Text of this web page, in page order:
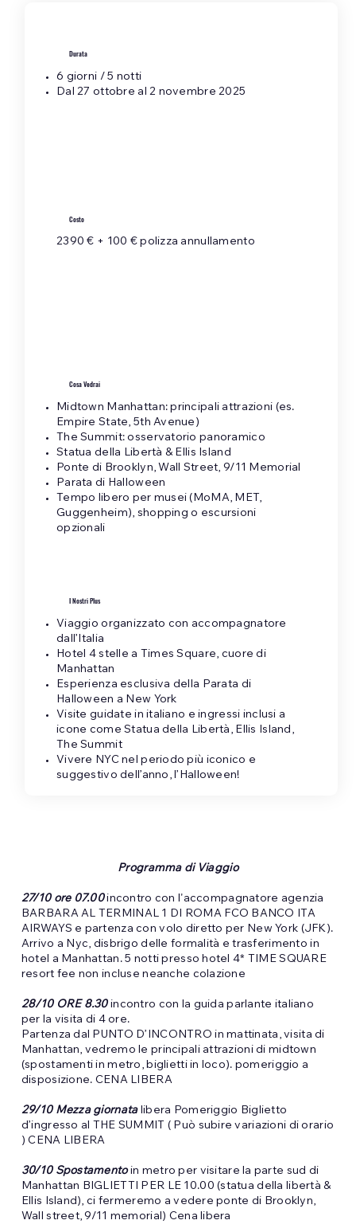
Durata
6 giorni / 5 notti
Dal 27 ottobre al 2 novembre 2025
Costo
2390 € + 100 € polizza annullamento
Cosa Vedrai
Midtown Manhattan: principali attrazioni (es.
Empire State, 5th Avenue)
The Summit: osservatorio panoramico
Statua della Libertà & Ellis Island
Ponte di Brooklyn, Wall Street, 9/11 Memorial
Parata di Halloween
Tempo libero per musei (MoMA, MET,
Guggenheim), shopping o escursioni
opzionali
I Nostri Plus
Viaggio organizzato con accompagnatore
dall’Italia
Hotel 4 stelle a Times Square, cuore di
Manhattan
Esperienza esclusiva della Parata di
Halloween a New York
Visite guidate in italiano e ingressi inclusi a
icone come Statua della Libertà, Ellis Island,
The Summit
Vivere NYC nel periodo più iconico e
suggestivo dell’anno, l’Halloween!
Programma di Viaggio
27/10 ore 07.00incontro con l'accompagnatore agenzia
BARBARA AL TERMINAL 1 DI ROMA FCO BANCO ITA
AIRWAYS e partenza con volo diretto per New York (JFK).
Arrivo a Nyc, disbrigo delle formalità e trasferimento in
hotel a Manhattan. 5 notti presso hotel 4* TIME SQUARE
resort fee non incluse neanche colazione
28/10 ORE 8.30incontro con la guida parlante italiano
per la visita di 4 ore.
Partenza dal PUNTO D’INCONTRO in mattinata, visita di
Manhattan, vedremo le principali attrazioni di midtown
(spostamenti in metro, biglietti in loco). pomeriggio a
disposizione. CENA LIBERA
29/10 Mezza giornatalibera Pomeriggio Biglietto
d’ingresso al THE SUMMIT ( Può subire variazioni di orario
) CENA LIBERA
30/10 Spostamentoin metro per visitare la parte sud di
Manhattan BIGLIETTI PER LE 10.00 (statua della libertà &
Ellis Island), ci fermeremo a vedere ponte di Brooklyn,
Wall street, 9/11 memorial) Cena libera